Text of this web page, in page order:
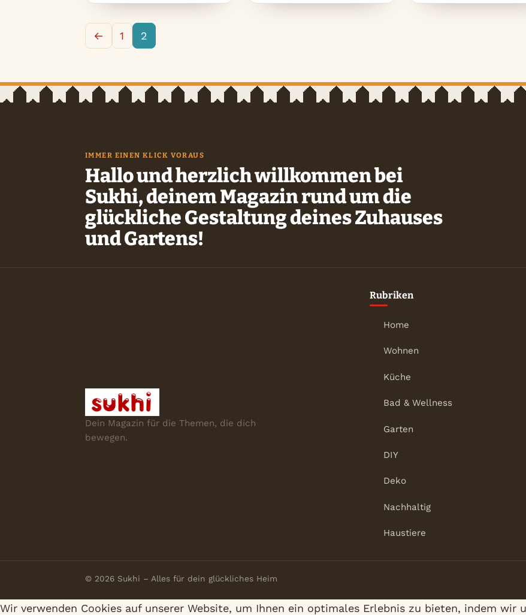
← 1 2
IMMER EINEN KLICK VORAUS
Hallo und herzlich willkommen bei
Sukhi, deinem Magazin rund um die
glückliche Gestaltung deines Zuhauses
und Gartens!
Dein Magazin für die Themen, die dich
bewegen.
Rubriken
Home
Wohnen
Küche
Bad & Wellness
Garten
DIY
Deko
Nachhaltig
Haustiere
© 2026 Sukhi – Alles für dein glückliches Heim
Wir verwenden Cookies auf unserer Website, um Ihnen ein optimales Erlebnis zu bieten, indem wir